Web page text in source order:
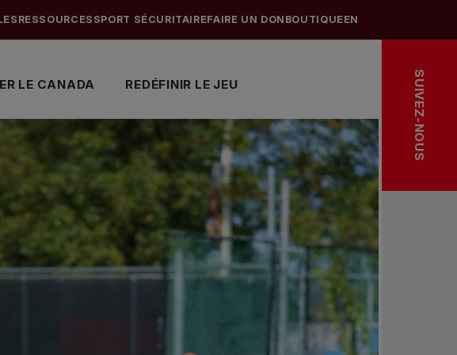
LE CANADA REDÉFINIR LE JEU
RESSOURCES SPORT SÉCURITAIREFAIRE UN DON BOUTIQUEEN
SUIVEZ-NOUS